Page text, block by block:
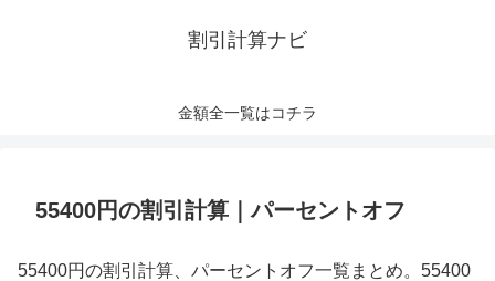
割引計算ナビ
金額全一覧はコチラ
55400円の割引計算｜パーセントオフ
55400円の割引計算、パーセントオフ一覧まとめ。55400